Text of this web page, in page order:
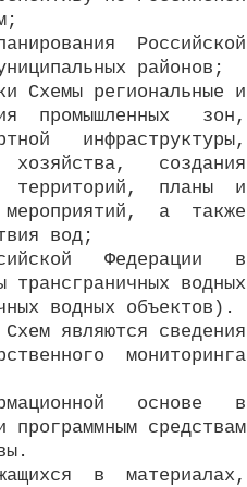
Российской
районов;
Схемы региональные и
промышленных   зон,
инфраструктуры,
хозяйства,   создания
территорий,  планы  и
мероприятий,  а  также
вод;
Федерации   в
водных
водных объектов).
являются сведения
мониторинга
основе   в
средствам
в  материалах,